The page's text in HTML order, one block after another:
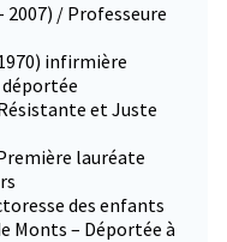
/ Professeure
infirmière
et Juste
lauréate
des enfants
Monts – Déportée à